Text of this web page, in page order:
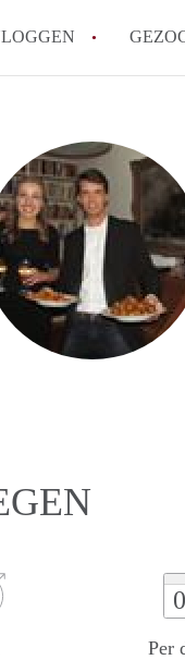
Wat is
Hoeveel kost het
Wat is de
Berekent
Is
Appartement /
Alle veelgestelde
Per